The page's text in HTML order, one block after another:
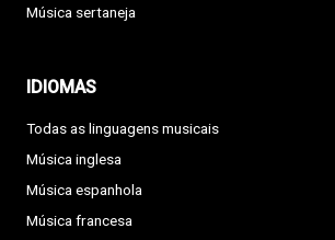
Música sertaneja
IDIOMAS
Todas as linguagens musicais
Música inglesa
Música espanhola
Música francesa